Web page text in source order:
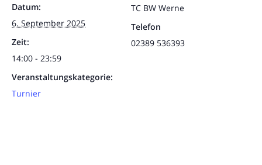
Datum:
6. September 2025
Zeit:
14:00 - 23:59
Veranstaltungskategorie:
Turnier
TC BW Werne
Telefon
02389 536393